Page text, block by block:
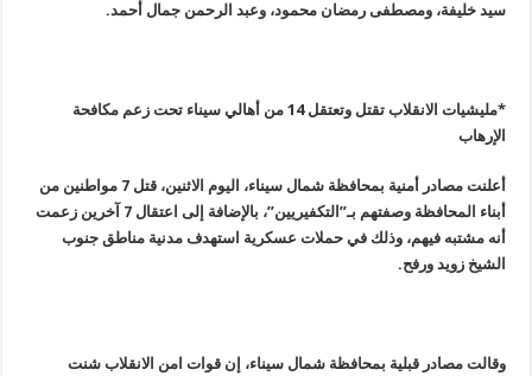
سيد خليفة، ومصطفى رمضان محمود، وعبد الرحمن جمال أحمد.
*مليشيات الانقلاب تقتل وتعتقل 14 من أهالي سيناء تحت زعم مكافحة
الإرهاب
أعلنت مصادر أمنية بمحافظة شمال سيناء، اليوم الاثنين، قتل 7 مواطنين من
أبناء المحافظة وصفتهم بـ”التكفيريين”، بالإضافة إلى اعتقال 7 آخرين زعمت
أنه مشتبه فيهم، وذلك في حملات عسكرية استهدف مدنية مناطق جنوب
الشيخ زويد ورفح.
وقالت مصادر قبلية بمحافظة شمال سيناء، إن قوات امن الانقلاب شنت